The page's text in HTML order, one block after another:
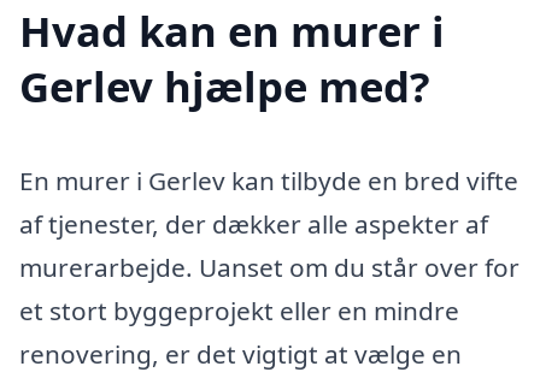
Hvad kan en murer i
Gerlev hjælpe med?
En murer i Gerlev kan tilbyde en bred vifte
af tjenester, der dækker alle aspekter af
murerarbejde. Uanset om du står over for
et stort byggeprojekt eller en mindre
renovering, er det vigtigt at vælge en